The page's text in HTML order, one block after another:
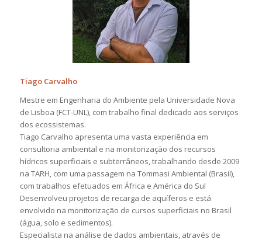
Tiago Carvalho
Mestre em Engenharia do Ambiente pela Universidade Nova
de Lisboa (FCT-UNL), com trabalho final dedicado aos serviços
dos ecossistemas.
Tiago Carvalho apresenta uma vasta experiência em
consultoria ambiental e na monitorização dos recursos
hídricos superficiais e subterrâneos, trabalhando desde 2009
na TARH, com uma passagem na Tommasi Ambiental (Brasil),
com trabalhos efetuados em África e América do Sul
Desenvolveu projetos de recarga de aquíferos e está
envolvido na monitorização de cursos superficiais no Brasil
(água, solo e sedimentos).
Especialista na análise de dados ambientais, através de